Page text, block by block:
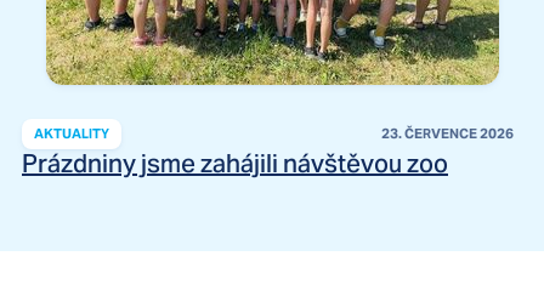
AKTUALITY 23. ČERVENCE 2026
Prázdniny jsme zahájili návštěvou zoo